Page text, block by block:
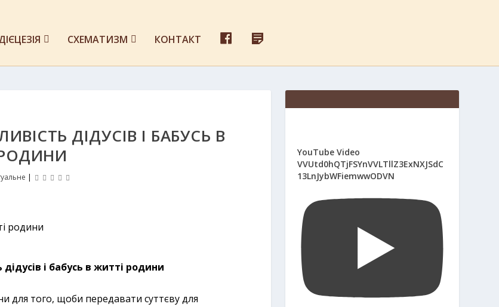
СХЕМАТИЗМ КОНТАКТ
E
Д
С
ДІДУСІВ І БАБУСЬ В
|
і бабусь в житті родини
для того, щоби передавати суттєву для
YouTube Video
VVUtd0hQTjFSYnVVLTllZ3ExNXJSdC
13LnJybWFiemwwODVN